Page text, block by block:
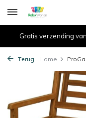
Gratis verzending
Terug Home